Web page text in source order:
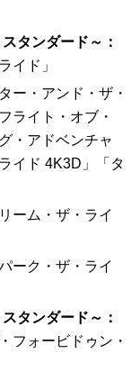
タンダード～
イド」
ー・アンド・ザ・
ライト・オブ・
・アドベンチャ
イド 4K3D」「タ
ーム・ザ・ライ
ーク・ザ・ライ
タンダード～
フォービドゥン・